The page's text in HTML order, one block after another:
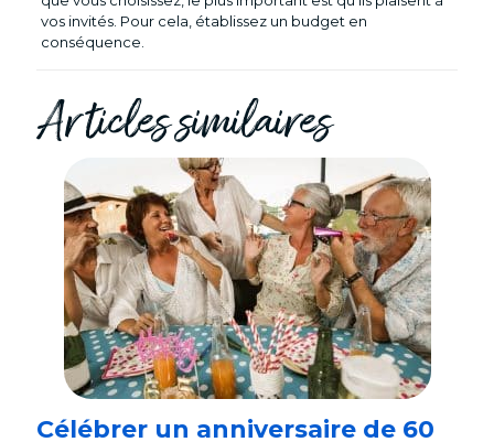
vos invités. Pour cela, établissez un budget en
conséquence.
Articles similaires
Célébrer un anniversaire de 60